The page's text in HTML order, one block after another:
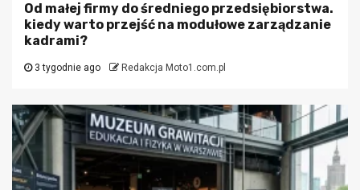
Od małej firmy do średniego przedsiębiorstwa.
kiedy warto przejść na modułowe zarządzanie
kadrami?
3 tygodnie ago Redakcja Moto1.com.pl